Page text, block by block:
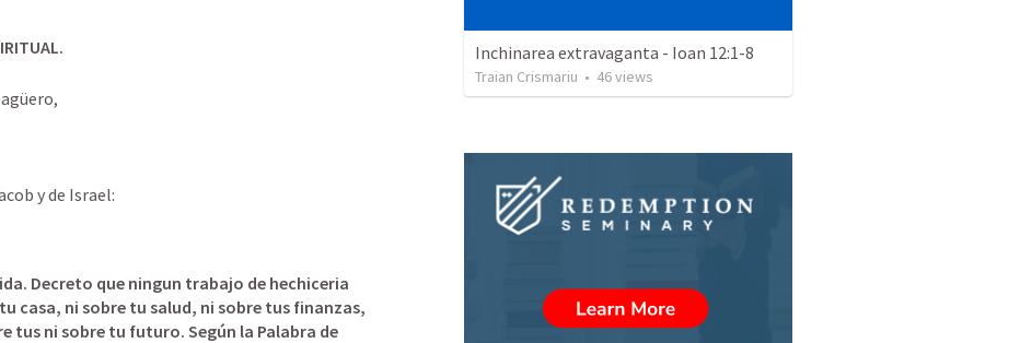
y de Israel:
Decreto que ningun trabajo de hechiceria
casa, ni sobre tu salud, ni sobre tus finanzas,
tus ni sobre tu futuro. Según la Palabra de
Inchinarea extravaganta - Ioan 12:1-8
Traian Crismariu • 46views